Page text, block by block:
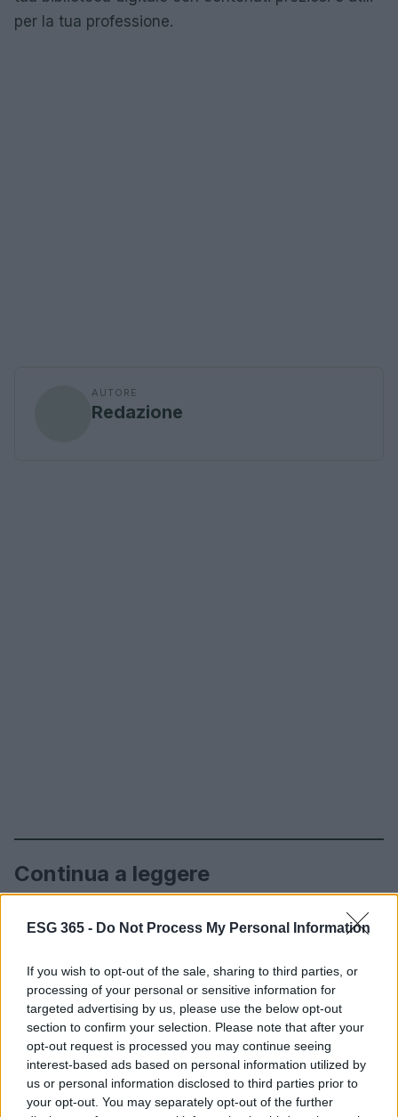
ESG 365 - Do Not Process My Personal Information
If you wish to opt-out of the sale, sharing to third parties, or
processing of your personal or sensitive information for
targeted advertising by us, please use the below opt-out
section to confirm your selection. Please note that after your
opt-out request is processed you may continue seeing
interest-based ads based on personal information utilized by
us or personal information disclosed to third parties prior to
your opt-out. You may separately opt-out of the further
per la tua professione.
AUTORE
Redazione
Continua a leggere